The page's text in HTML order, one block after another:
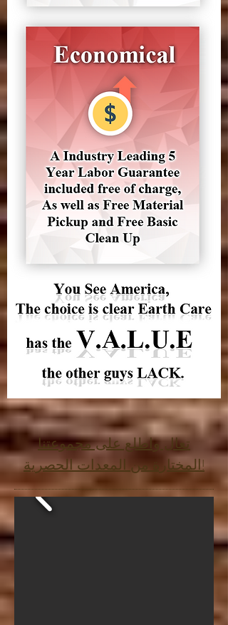
تعال واطلع على مجموعتنا
المختارة من المعدات الحصرية!